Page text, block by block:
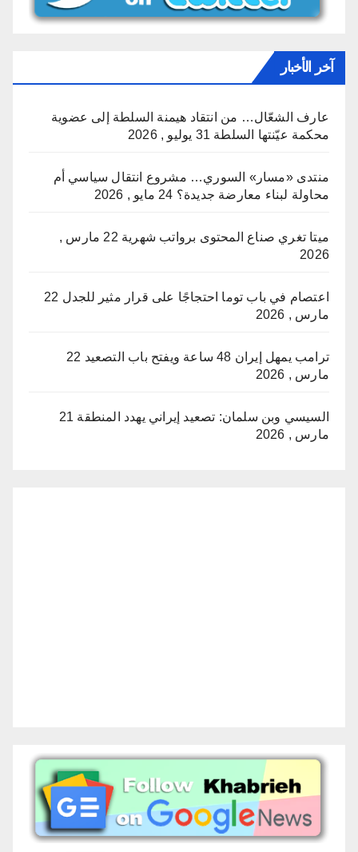
آخر الأخبار
عارف الشعّال… من انتقاد هيمنة السلطة إلى عضوية
محكمة عيّنتها السلطة 31 يوليو , 2026
منتدى «مسار» السوري… مشروع انتقال سياسي أم
محاولة لبناء معارضة جديدة؟ 24 مايو , 2026
ميتا تغري صناع المحتوى برواتب شهرية
22 مارس ,
2026
اعتصام في باب توما احتجاجًا على قرار مثير للجدل 22
مارس , 2026
ترامب يمهل إيران 48 ساعة ويفتح باب التصعيد
22
مارس , 2026
السيسي وبن سلمان: تصعيد إيراني يهدد المنطقة 21
مارس , 2026